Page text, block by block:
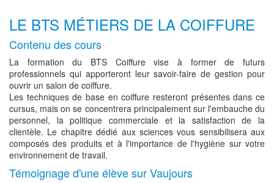
LE BTS MÉTIERS DE LA COIFFURE
Contenu des cours
La formation du BTS Coiffure vise à former de futurs
professionnels qui apporteront leur savoir-faire de gestion pour
ouvrir un salon de coiffure.
Les techniques de base en coiffure resteront présentes dans ce
cursus, mais on se concentrera principalement sur l'embauche du
personnel, la politique commerciale et la satisfaction de la
clientèle. Le chapitre dédié aux sciences vous sensibilisera aux
composés des produits et à l'importance de l'hygiène sur votre
environnement de travail.
Témoignage d'une élève sur Vaujours